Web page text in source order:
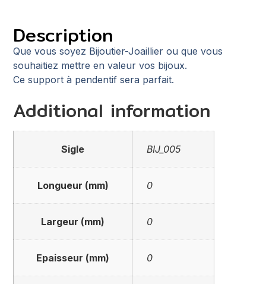
Description
Que vous soyez Bijoutier-Joaillier ou que vous
souhaitiez mettre en valeur vos bijoux.
Ce support à pendentif sera parfait.
Additional information
Sigle BIJ_005
Longueur (mm) 0
Largeur (mm) 0
Epaisseur (mm) 0